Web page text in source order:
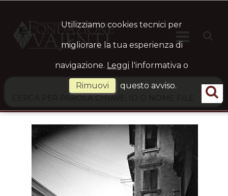
Ste HOME
ARCHIVIO
LOGIN
Utilizziamo cookies tecnici per
migliorare la tua esperienza di
navigazione. Leggi l'informativa o
Rimuovi questo avviso.